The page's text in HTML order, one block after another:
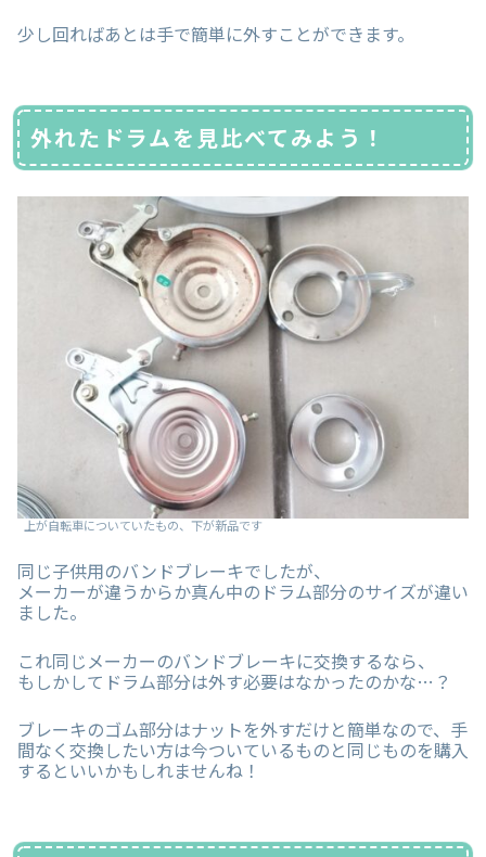
少し回ればあとは手で簡単に外すことができます。
外れたドラムを見比べてみよう！
上が自転車についていたもの、下が新品です
同じ子供用のバンドブレーキでしたが、
メーカーが違うからか真ん中のドラム部分のサイズが違い
ました。
これ同じメーカーのバンドブレーキに交換するなら、
もしかしてドラム部分は外す必要はなかったのかな…？
ブレーキのゴム部分はナットを外すだけと簡単なので、手
間なく交換したい方は今ついているものと同じものを購入
するといいかもしれませんね！